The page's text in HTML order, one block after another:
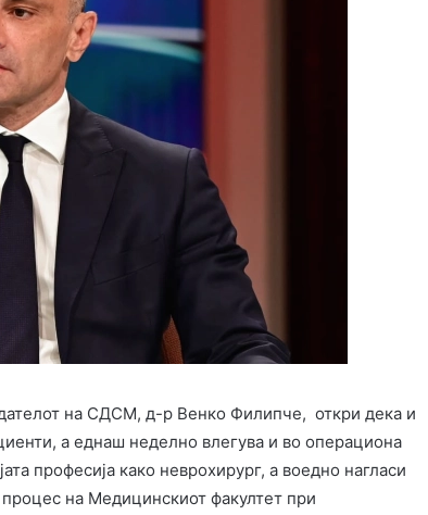
на СДСМ, д-р Венко Филипче, откри дека и
а еднаш неделно влегува и во операциона
професија како неврохирург, а воедно нагласи
на Медицинскиот факултет при